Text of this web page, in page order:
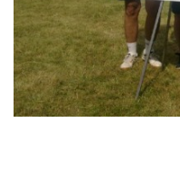
WEBOVÁ KAMERA
VIDEA Z DRONU